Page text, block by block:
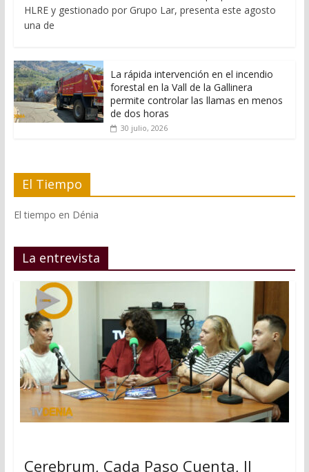
HLRE y gestionado por Grupo Lar, presenta este agosto
una de
La rápida intervención en el incendio
forestal en la Vall de la Gallinera
permite controlar las llamas en menos
de dos horas
30 julio, 2026
El Tiempo
El tiempo en Dénia
La entrevista
Cerebrum, Cada Paso Cuenta, II